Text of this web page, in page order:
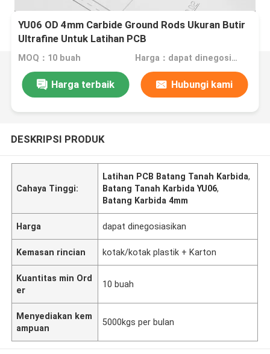
YU06 OD 4mm Carbide Ground Rods Ukuran Butir
Ultrafine Untuk Latihan PCB
MOQ：10 buah Harga：dapat dinegosiasikan
Harga terbaik Hubungi kami
DESKRIPSI PRODUK
Cahaya Tinggi:
Latihan PCB Batang Tanah Karbida,
Batang Tanah Karbida YU06,
Batang Karbida 4mm
Harga dapat dinegosiasikan
Kemasan rincian kotak/kotak plastik + Karton
Kuantitas min Ord
er
10 buah
Menyediakan kem
ampuan
5000kgs per bulan